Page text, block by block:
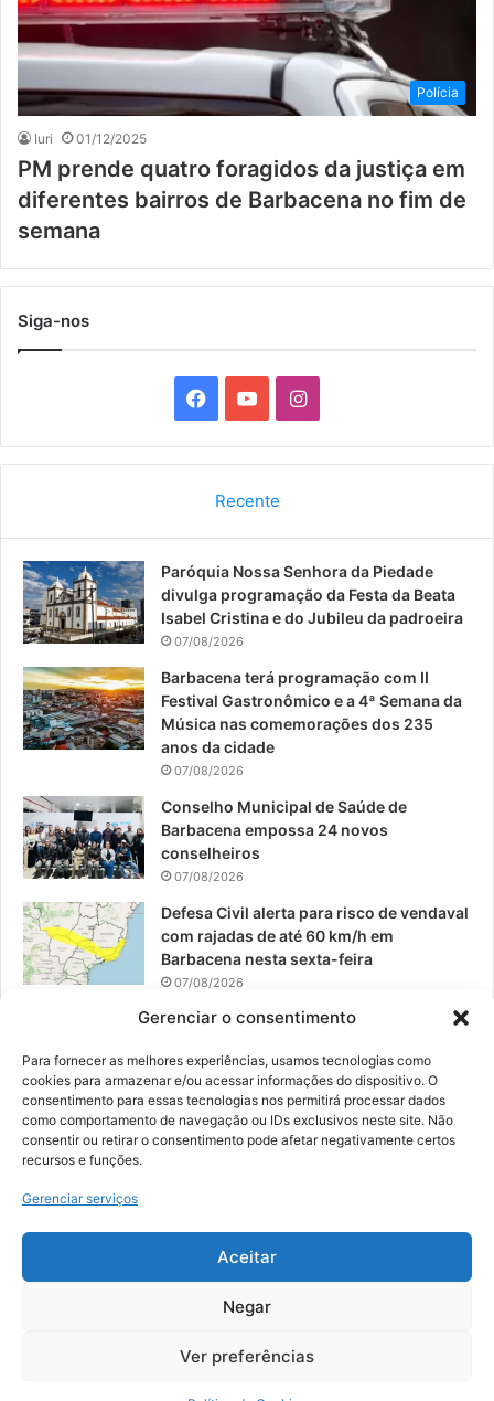
Gerenciar o consentimento
Para fornecer as melhores experiências, usamos tecnologias como
cookies para armazenar e/ou acessar informações do dispositivo. O
consentimento para essas tecnologias nos permitirá processar dados
como comportamento de navegação ou IDs exclusivos neste site. Não
consentir ou retirar o consentimento pode afetar negativamente certos
recursos e funções.
Gerenciar serviços
Aceitar
Negar
Ver preferências
Polícia
Iuri 01/12/2025
PM prende quatro foragidos da justiça em
diferentes bairros de Barbacena no fim de
semana
Siga-nos
a
b
o
k
o
u
b
I
n
a
g
a
Recente
Paróquia Nossa Senhora da Piedade
divulga programação da Festa da Beata
Isabel Cristina e do Jubileu da padroeira
07/08/2026
Barbacena terá programação com II
Festival Gastronômico e a 4ª Semana da
Música nas comemorações dos 235
anos da cidade
07/08/2026
Conselho Municipal de Saúde de
Barbacena empossa 24 novos
conselheiros
07/08/2026
Defesa Civil alerta para risco de vendaval
com rajadas de até 60 km/h em
Barbacena nesta sexta-feira
07/08/2026
EPCAR tem a melhor nota do IDEB no
06/08/2026
© 2026, Todos os direitos reservados | Desenvolvido por:
Digital Business| Hospedado por:NP Publicidade
Fale Conosco
Sobre Nós
Política de Segurança e Privacidade
Facebook
YouTubeInstagram